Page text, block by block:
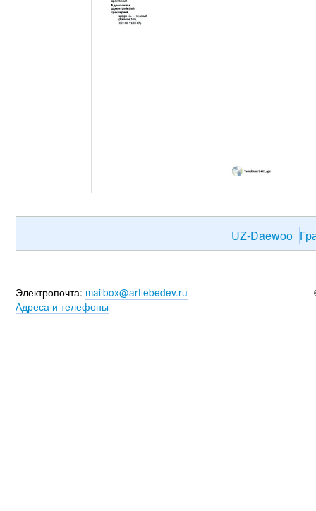
UZ-Daewoo
Электропочта: mailbox@artlebedev.ru
Адреса и телефоны